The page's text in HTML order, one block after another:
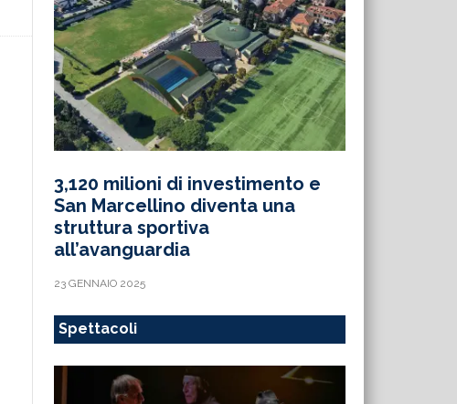
3,120 milioni di investimento e
San Marcellino diventa una
struttura sportiva
all’avanguardia
23 GENNAIO 2025
Spettacoli